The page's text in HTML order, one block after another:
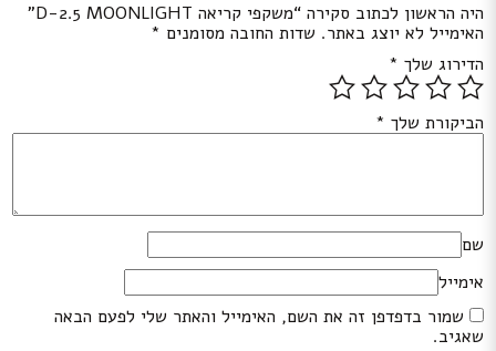
היה הראשון לכתוב סקירה “משקפי קריאה D-2.5 MOONLIGHT”
האימייל לא יוצג באתר. שדות החובה מסומנים *
הדירוג שלך *
הביקורת שלך *
שם
אימייל
שמור בדפדפן זה את השם, האימייל והאתר שלי לפעם הבאה
שאגיב.